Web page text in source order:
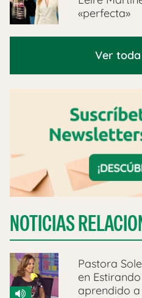
«perfecta»
Ver
NOTICIAS
Pastora
en
aprendido